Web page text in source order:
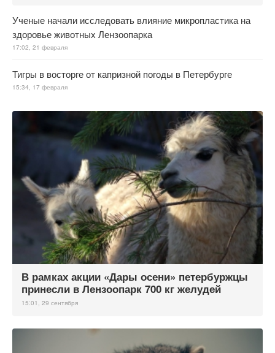
Ученые начали исследовать влияние микропластика на
здоровье животных Лензоопарка
17:02, 21 февраля
Тигры в восторге от капризной погоды в Петербурге
15:34, 17 февраля
В рамках акции «Дары осени» петербуржцы
принесли в Лензоопарк 700 кг желудей
15:01, 29 сентября